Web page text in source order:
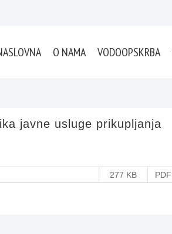
O NAMA VODOOPSKRBA
javne usluge prikupljanja
277 KB PDF